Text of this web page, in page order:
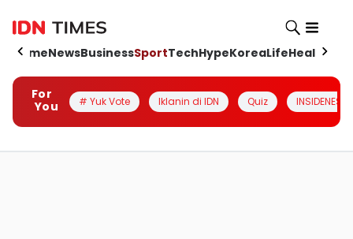
HomeNewsBusinessSportTechHypeKoreaLifeHealth
For
You
# Yuk Vote Iklanin di IDN Quiz INSIDENESIA